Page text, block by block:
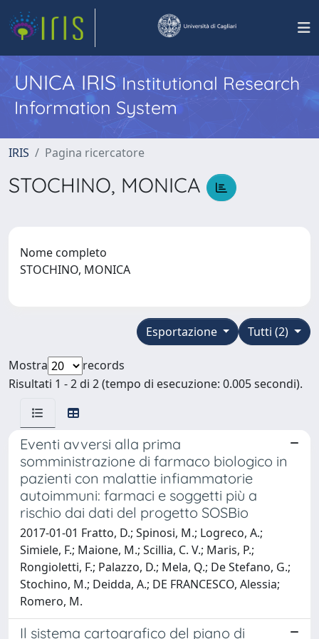
UNICA IRISInstitutional Research
Information System
IRIS Pagina ricercatore
STOCHINO, MONICA
Nome completo
STOCHINO, MONICA
Tutti (2)
Esportazione
Mostra
records
Risultati 1 - 2 di 2 (tempo di esecuzione: 0.005 secondi).
Eventi avversi alla prima
somministrazione di farmaco biologico in
pazienti con malattie infiammatorie
autoimmuni: farmaci e soggetti più a
rischio dai dati del progetto SOSBio
2017-01-01 Fratto, D.; Spinosi, M.; Logreco, A.;
Simiele, F.; Maione, M.; Scillia, C. V.; Maris, P.;
Rongioletti, F.; Palazzo, D.; Mela, Q.; De Stefano, G.;
Stochino, M.; Deidda, A.; DE FRANCESCO, Alessia;
Romero, M.
Il sistema cartografico del piano di